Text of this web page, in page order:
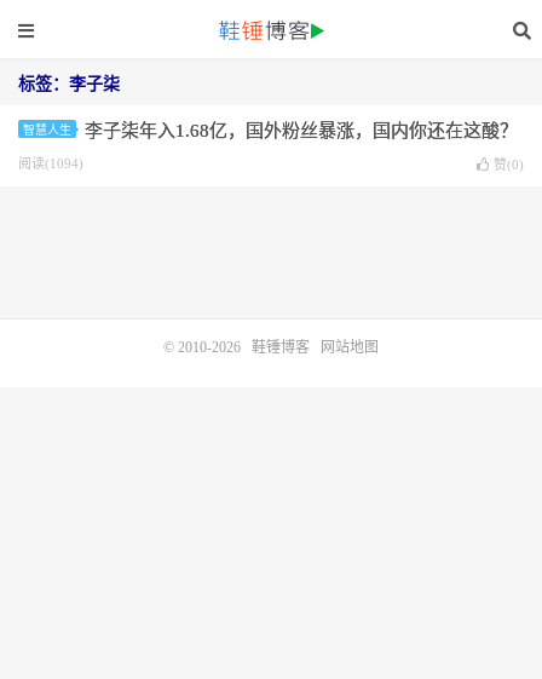
标签：李子柒
智慧人生 李子柒年入1.68亿，国外粉丝暴涨，国内你还在这酸？
阅读(1094) 赞(0)
© 2010-2026 鞋锤博客 网站地图